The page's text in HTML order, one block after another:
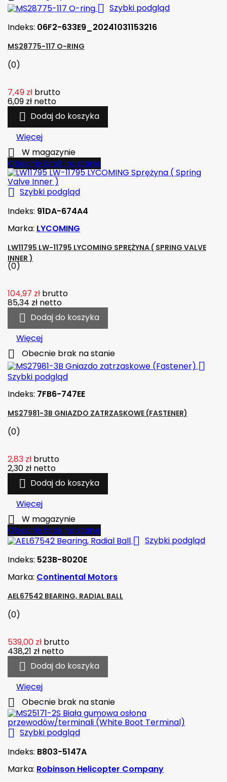
 Szybki podgląd
Indeks: 06F2-633E9_20241031153216
MS28775-117 O-RING
(0)
7,49 zł brutto
6,09 zł netto
 Dodaj do koszyka
Więcej

W magazynie
Obecnie brak na stanie
 Szybki podgląd
Indeks: 91DA-674A4
Marka: LYCOMING
LW11795 LW-11795 LYCOMING SPRĘŻYNA ( SPRING VALVE
INNER )
(0)
104,97 zł brutto
85,34 zł netto
 Dodaj do koszyka
Więcej
 Obecnie brak na stanie

Szybki podgląd
Indeks: 7FB6-747EE
MS27981-3B GNIAZDO ZATRZASKOWE (FASTENER)
(0)
2,83 zł brutto
2,30 zł netto
 Dodaj do koszyka
Więcej

W magazynie
Obecnie brak na stanie
 Szybki podgląd
Indeks: 523B-8020E
Marka: Continental Motors
AEL67542 BEARING, RADIAL BALL
(0)
539,00 zł brutto
438,21 zł netto
 Dodaj do koszyka
Więcej
 Obecnie brak na stanie
 Szybki podgląd
Indeks: B803-5147A
Marka: Robinson Helicopter Company